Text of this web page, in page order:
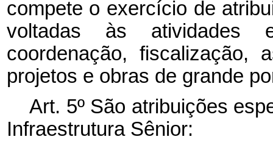
compete o exercício de
voltadas às atividades
coordenação, fiscalização,
projetos e obras de grande
Art. 5º São atribuições
Infraestrutura Sênior: